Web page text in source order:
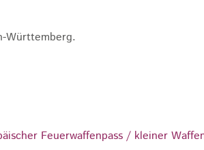
Württemberg.
Feuerwaffenpass / kleiner